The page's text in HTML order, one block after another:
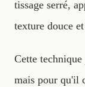
tissage serré,
texture douce
Cette
mais pour qu'il